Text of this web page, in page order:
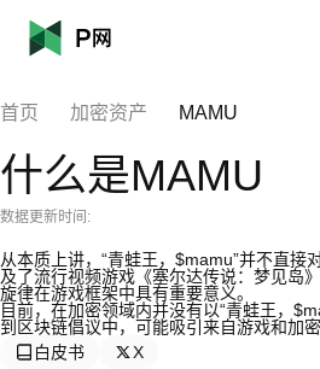
首页 加密资产 MAMU
什么是MAMU
数据更新时间:
从本质上讲，“青蛙王，$mamu”并不直
及了流行视频游戏《塞尔达传说：梦见岛
旋律在游戏框架中具有重要意义。
目前，在加密领域内并没有以“青蛙王，
到区块链倡议中，可能吸引来自游戏和加密
白皮书
X